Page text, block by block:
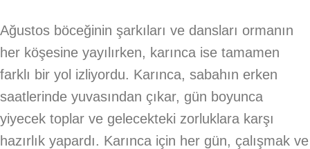
Ağustos böceğinin şarkıları ve dansları ormanın
her köşesine yayılırken, karınca ise tamamen
farklı bir yol izliyordu. Karınca, sabahın erken
saatlerinde yuvasından çıkar, gün boyunca
yiyecek toplar ve gelecekteki zorluklara karşı
hazırlık yapardı. Karınca için her gün, çalışmak ve